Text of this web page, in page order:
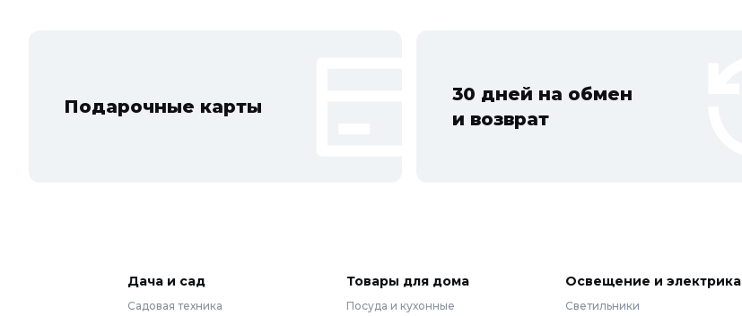
Подарочные карты
30 дней на обмен
и возврат
Дача и сад
Садовая техника
Товары для дома
Посуда и кухонные
Освещение и электрика
Светильники